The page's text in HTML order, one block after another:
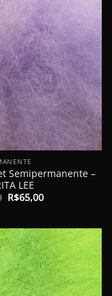
Semipermanente –
LEE
O
preço
R$95,00.
R$65,00O
R$65,00.